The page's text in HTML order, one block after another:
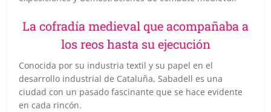
La cofradía medieval que acompañaba a
los reos hasta su ejecución
Conocida por su industria textil y su papel en el
desarrollo industrial de Cataluña, Sabadell es una
ciudad con un pasado fascinante que se hace evidente
en cada rincón.